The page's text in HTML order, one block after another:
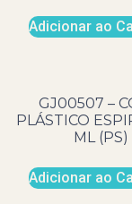
Adicionar ao
GJ00507 –
PLÁSTICO
ML (PS)
Adicionar ao